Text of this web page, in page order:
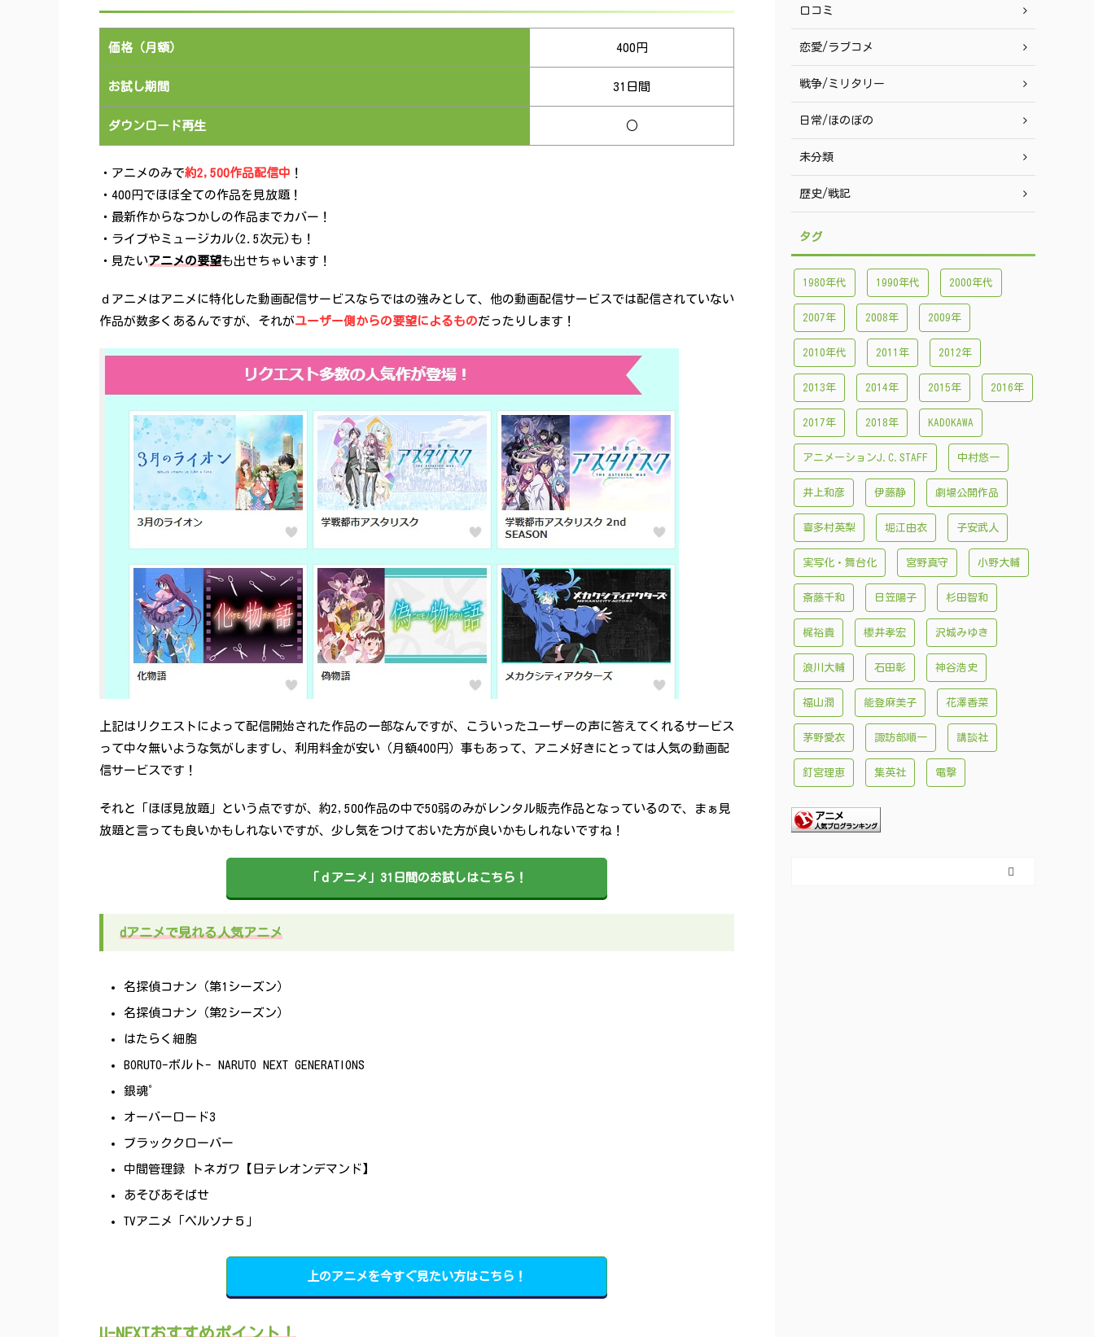
価格（月額） 400円
お試し期間 31日間
ダウンロード再生 ○
・アニメのみで約2,500作品配信中 ！
・400円でほぼ全ての作品を見放題！
・最新作からなつかしの作品までカバー！
・ライブやミュージカル(2.5次元)も！
・見たいアニメの要望も出せちゃいます！
ｄアニメはアニメに特化した動画配信サービスならではの強みとして、他の動画配信サービスでは配信されていない
作品が数多くあるんですが、それがユーザー側からの要望によるものだったりします！
上記はリクエストによって配信開始された作品の一部なんですが、こういったユーザーの声に答えてくれるサービス
って中々無いような気がしますし、利用料金が安い（月額400円）事もあって、アニメ好きにとっては人気の動画配
信サービスです！
それと「ほぼ見放題」という点ですが、約2,500作品の中で50弱のみがレンタル販売作品となっているので、まぁ見
放題と言っても良いかもしれないですが、少し気をつけておいた方が良いかもしれないですね！
「ｄアニメ」31日間のお試しはこちら！
dアニメで見れる人気アニメ
名探偵コナン（第1シーズン）
名探偵コナン（第2シーズン）
はたらく細胞
BORUTO-ボルト- NARUTO NEXT GENERATIONS
銀魂゜
オーバーロード3
ブラッククローバー
中間管理録 トネガワ【日テレオンデマンド】
あそびあそばせ
TVアニメ「ペルソナ５」
上のアニメを今すぐ見たい方はこちら！
U-NEXTおすすめポイント！
口コミ
恋愛/ラブコメ
戦争/ミリタリー
日常/ほのぼの
未分類
歴史/戦記
タグ
1980年代 1990年代 2000年代
2007年 2008年 2009年
2010年代 2011年 2012年
2013年 2014年 2015年 2016年
2017年 2018年 KADOKAWA
アニメーションJ.C.STAFF 中村悠一
井上和彦 伊藤静 劇場公開作品
喜多村英梨 堀江由衣 子安武人
実写化・舞台化 宮野真守 小野大輔
斎藤千和 日笠陽子 杉田智和
梶裕貴 櫻井孝宏 沢城みゆき
浪川大輔 石田彰 神谷浩史
福山潤 能登麻美子 花澤香菜
茅野愛衣 諏訪部順一 講談社
釘宮理恵 集英社 電撃